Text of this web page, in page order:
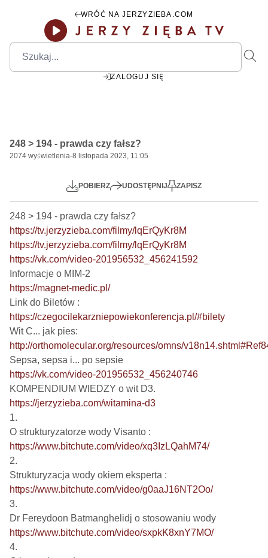
WRÓĆ NA JERZYZIEBA.COM
ZALOGUJ SIĘ
Play
248 > 194 - prawda czy fałsz?
2074 wyświetlenia-8 listopada 2023, 11:05
POBIERZ UDOSTĘPNIJ ZAPISZ
https://tv.jerzyzieba.com/filmy/lqErQyKr8M
https://tv.jerzyzieba.com/filmy/lqErQyKr8M
https://vk.com/video-201956532_456241592
https://magnet-medic.pl/
https://czegocilekarzniepowiekonferencja.pl/#bilety
http://orthomolecular.org/resources/omns/
https://vk.com/video-201956532_456240746
https://jerzyzieba.com/witamina-d3
1.
https://www.bitchute.com/video/xq3IzLQahM74/
2.
https://www.bitchute.com/video/g0aaJ16NT2Oo/
3.
https://www.bitchute.com/video/sxpkK8xnY7MO/
4.